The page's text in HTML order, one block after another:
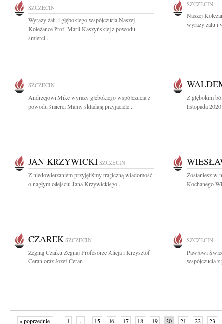
SZCZECIN
Wyrazy żalu i głębokiego współczucia Naszej
Koleżance Prof. Marii Kaszyńskiej z powodu
śmierci...
SZCZECIN
Naszej
wyrazy żalu i
SZCZECIN
Andrzejowi Mike wyrazy głębokiego współczucia z
powodu śmierci Mamy składają przyjaciele...
Z głębokim
listopada
JAN KRZYWICKI SZCZECIN
Z niedowierzaniem przyjęliśmy tragiczną wiadomość
o nagłym odejściu Jana Krzywickiego...
Zostaniesz w
Kochanego
CZAREK SZCZECIN
Żegnaj Czarku Żegnaj Profesorze Alicja i Krzysztof
Ceran oraz Jozef Ceran
SZCZECIN
Pawłowi
współczucia
« poprzednie 1 ... 15 16 17 18 19 20 21 22 23